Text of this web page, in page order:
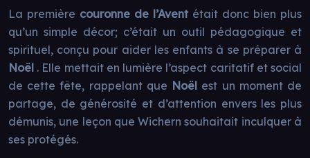
La première couronne de l’Avent était donc bien plus
qu’un simple décor; c’était un outil pédagogique et
spirituel, conçu pour aider les enfants à se préparer à
Noël . Elle mettait en lumière l’aspect caritatif et social
de cette fête, rappelant que Noël est un moment de
partage, de générosité et d’attention envers les plus
démunis, une leçon que Wichern souhaitait inculquer à
ses protégés.